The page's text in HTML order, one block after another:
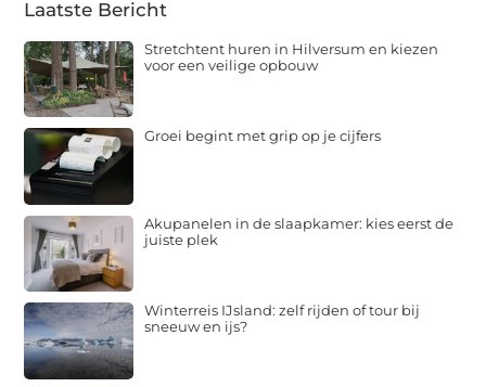
Laatste Bericht
Stretchtent huren in Hilversum en kiezen
voor een veilige opbouw
Groei begint met grip op je cijfers
Akupanelen in de slaapkamer: kies eerst de
juiste plek
Winterreis IJsland: zelf rijden of tour bij
sneeuw en ijs?